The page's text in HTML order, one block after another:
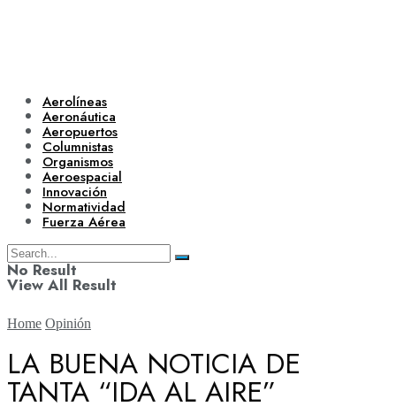
Aerolíneas
Aeronáutica
Aeropuertos
Columnistas
Organismos
Aeroespacial
Innovación
Normatividad
Fuerza Aérea
No Result
View All Result
Aerolíneas
Home Opinión
LA BUENA NOTICIA DE
TANTA “IDA AL AIRE”